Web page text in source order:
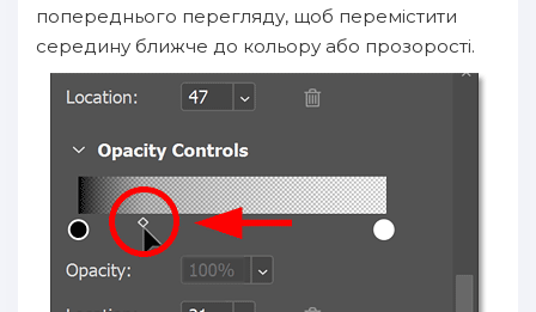
попереднього перегляду, щоб перемістити
середину ближче до кольору або прозорості.